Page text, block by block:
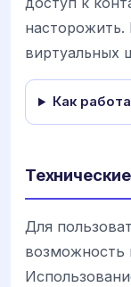
насторожить.
виртуальных
Как
Для
возможность